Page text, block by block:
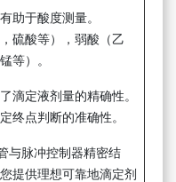
助于酸度测量。
硫酸等），弱酸（乙
等）。
滴定液剂量的精确性。
终点判断的准确性。
与脉冲控制器精密结
提供理想可靠地滴定剂